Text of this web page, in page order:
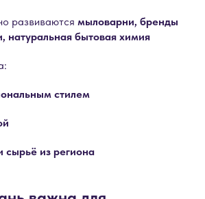
развиваются мыловарни, бренды
натуральная бытовая химия
стилем
сырьё из региона